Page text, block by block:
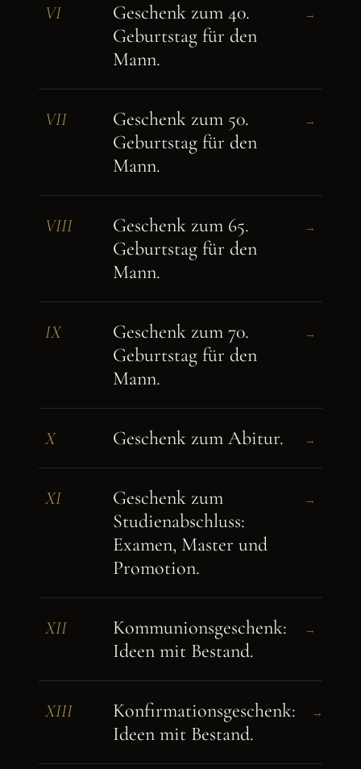
VI
Geschenk zum 40.
Geburtstag für den
Mann.
→
VII
Geschenk zum 50.
Geburtstag für den
Mann.
→
VIII
Geschenk zum 65.
Geburtstag für den
Mann.
→
IX
Geschenk zum 70.
Geburtstag für den
Mann.
→
X Geschenk zum Abitur. →
XI
Geschenk zum
Studienabschluss:
Examen, Master und
Promotion.
→
XII
Kommunionsgeschenk:
Ideen mit Bestand.
→
XIII
Konfirmationsgeschenk:
Ideen mit Bestand.
→